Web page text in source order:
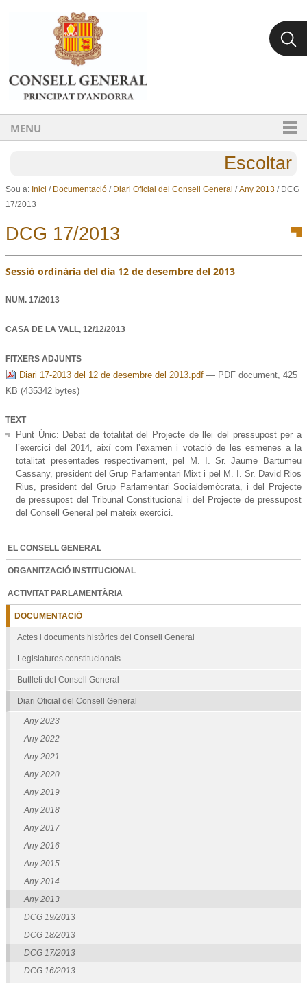
Ves al contingut.
Salta a la navegació
MENU
Escoltar
Sou a: Inici / Documentació / Diari Oficial del Consell General /Any 2013 / DCG
17/2013
DCG 17/2013
Sessió ordinària del dia 12 de desembre del 2013
NUM.17/2013
CASA DE LA VALL,12/12/2013
FITXERS ADJUNTS
Diari 17-2013 del 12 de desembre del 2013.pdf— PDF document, 425
KB (435342 bytes)
TEXT
Punt Únic: Debat de totalitat del Projecte de llei del pressupost per a
l’exercici del 2014, així com l’examen i votació de les esmenes a la
totalitat presentades respectivament, pel M. I. Sr. Jaume Bartumeu
Cassany, president del Grup Parlamentari Mixt i pel M. I. Sr. David Rios
Rius, president del Grup Parlamentari Socialdemòcrata, i del Projecte
de pressupost del Tribunal Constitucional i del Projecte de pressupost
del Consell General pel mateix exercici.
EL CONSELL GENERAL
ORGANITZACIÓ INSTITUCIONAL
ACTIVITAT PARLAMENTÀRIA
DOCUMENTACIÓ
Actes i documents històrics del Consell General
Legislatures constitucionals
Butlletí del Consell General
Diari Oficial del Consell General
Any 2023
Any 2022
Any 2021
Any 2020
Any 2019
Any 2018
Any 2017
Any 2016
Any 2015
Any 2014
Any 2013
DCG 19/2013
DCG 18/2013
DCG 17/2013
DCG 16/2013